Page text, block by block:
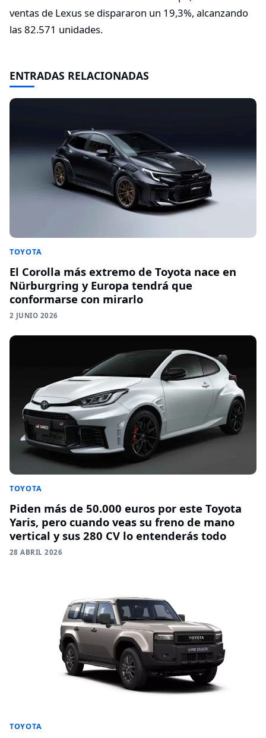
ventas de Lexus se dispararon un 19,3%, alcanzando
las 82.571 unidades.
ENTRADAS RELACIONADAS
TOYOTA
El Corolla más extremo de Toyota nace en
Nürburgring y Europa tendrá que
conformarse con mirarlo
2 JUNIO 2026
TOYOTA
Piden más de 50.000 euros por este Toyota
Yaris, pero cuando veas su freno de mano
vertical y sus 280 CV lo entenderás todo
28 ABRIL 2026
TOYOTA